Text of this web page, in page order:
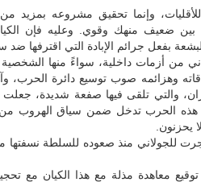
وإنما تحقيق مشروعه بمزيد
بين ضعيف منهك وقوي. وعليه فإن
بفعل جرائم الإبادة التي اقترفها ضد
من أزمات داخلية، سواءً منها الشخصية
وهزائمه صوب توسيع دائرة الحرب،
على إيران، والتي تلقى فيها صفعة شديدة،
هذه الحرب تدخل ضمن سياق الهروب من
يحزنون.
جرت للجولاني منذ صعوده للسلطة نسفتها
معاهدة مذلة مع هذا الكيان مع